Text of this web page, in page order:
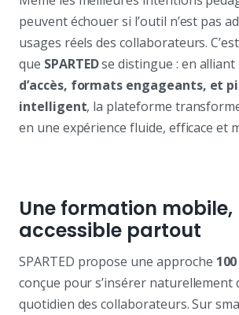
peuvent échouer si l’outil n’est pas
usages réels des collaborateurs.
que SPARTEDse distingue : en alliant
d’accès, formats engageants, et
intelligent, la plateforme
en une expérience fluide, efficace et
Une formation
accessible partout
SPARTED propose une approche
conçue pour s’insérer naturellement
quotidien des collaborateurs. Sur